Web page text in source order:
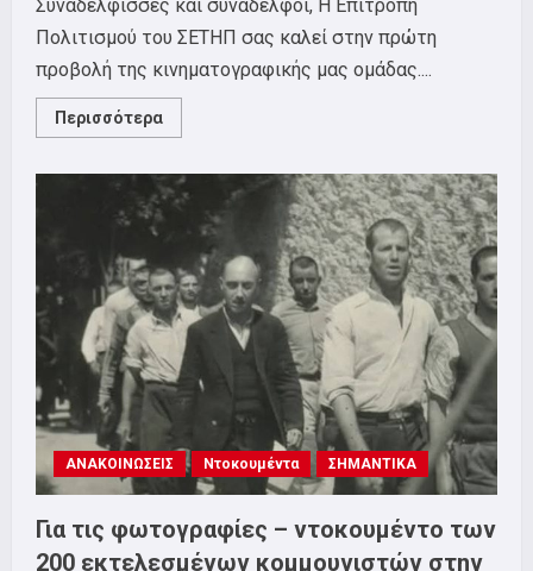
Συναδέλφισσες και συνάδελφοι, Η Επιτροπή
Πολιτισμού του ΣΕΤΗΠ σας καλεί στην πρώτη
προβολή της κινηματογραφικής μας ομάδας....
Περισσότερα
more
Πολιτισμού
–
Προβολή
Ταινίας
ΑΝΑΚΟΙΝΩΣΕΙΣ Ντοκουμέντα ΣΗΜΑΝΤΙΚΑ
Για τις φωτογραφίες – ντοκουμέντο των
200 εκτελεσμένων κομμουνιστών στην